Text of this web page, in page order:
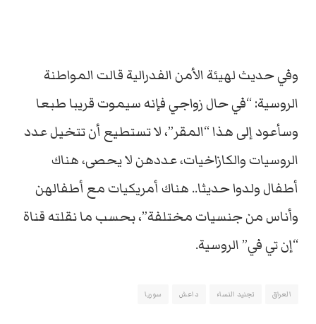
وفي حديث لهيئة الأمن الفدرالية قالت المواطنة
الروسية: “في حال زواجي فإنه سيموت قريبا طبعا
وسأعود إلى هذا “المقر”، لا تستطيع أن تتخيل عدد
الروسيات والكازاخيات، عددهن لا يحصى، هناك
أطفال ولدوا حديثا.. هناك أمريكيات مع أطفالهن
وأناس من جنسيات مختلفة”، بحسب ما نقلته قناة
“إن تي في” الروسية.
العراق تجنيد النساء داعش سوريا